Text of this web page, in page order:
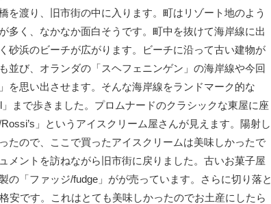
を渡り、旧市街の中に入ります。町はリゾート地のよう
多く、なかなか面白そうです。町中を抜けて海岸線に出
砂浜のビーチが広がります。ビーチに沿って古い建物が
並び、オランダの「スヘフェニンゲン」の海岸線や今回
を思い出させます。そんな海岸線をランドマーク的な
」まで歩きました。プロムナードのクラシックな東屋に座
」というアイスクリーム屋さんが見えます。陽射し
たので、ここで買ったアイスクリームは美味しかったで
メントを訪ねながら旧市街に戻りました。古いお菓子屋
の「ファッジ/fudge」がが売っています。さらに切り落と
安です。これはとても美味しかったのでお土産にしたら